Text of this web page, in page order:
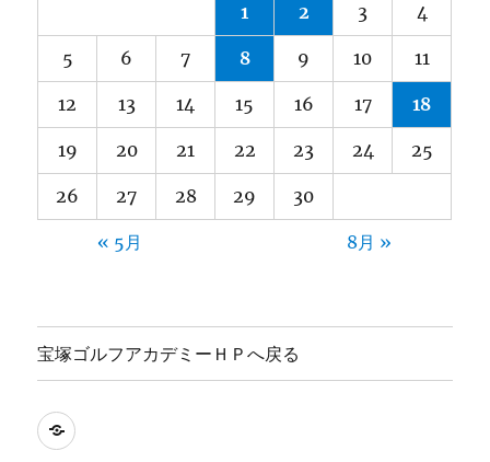
1 2 3 4
5 6 7 8 9 10 11
12 13 14 15 16 17 18
19 20 21 22 23 24 25
26 27 28 29 30
« 5月 8月 »
宝塚ゴルフアカデミーＨＰへ戻る
宝